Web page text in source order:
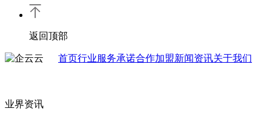
返回顶部
首页行业服务承诺合作加盟新闻资讯关于我们
业界资讯